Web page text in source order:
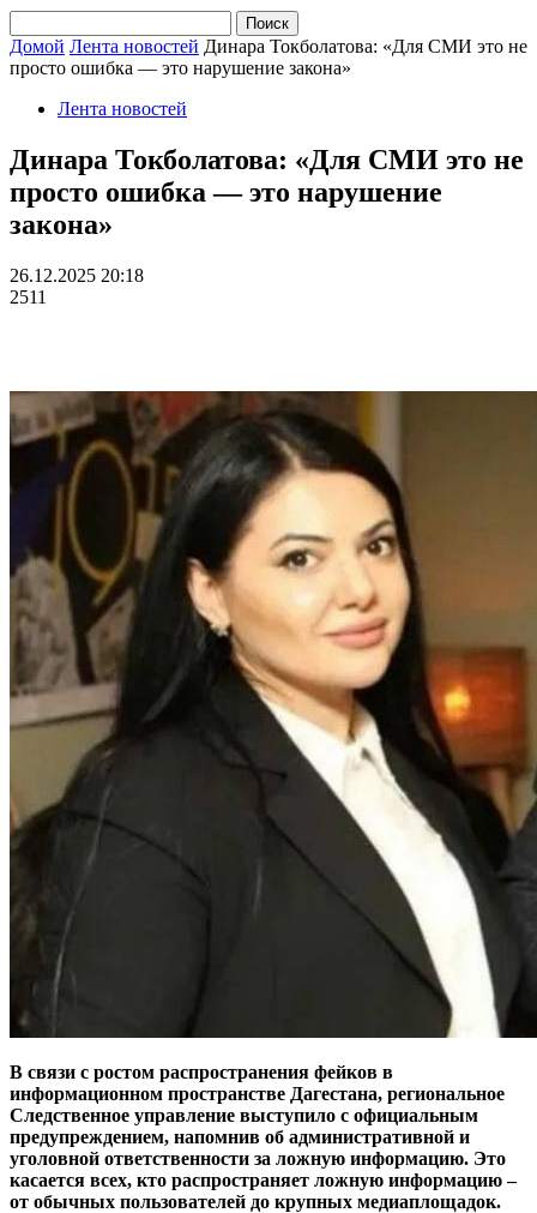
Домой Лента новостей Динара Токболатова: «Для СМИ это не
просто ошибка — это нарушение закона»
Лента новостей
Динара Токболатова: «Для СМИ это не
просто ошибка — это нарушение
закона»
26.12.2025 20:18
2511
В связи с ростом распространения фейков в
информационном пространстве Дагестана, региональное
Следственное управление выступило с официальным
предупреждением, напомнив об административной и
уголовной ответственности за ложную информацию. Это
касается всех, кто распространяет ложную информацию –
от обычных пользователей до крупных медиаплощадок.